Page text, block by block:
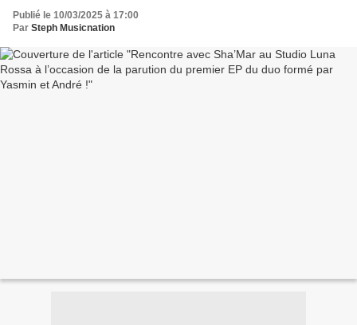
Publié le 10/03/2025 à 17:00
Par Steph Musicnation